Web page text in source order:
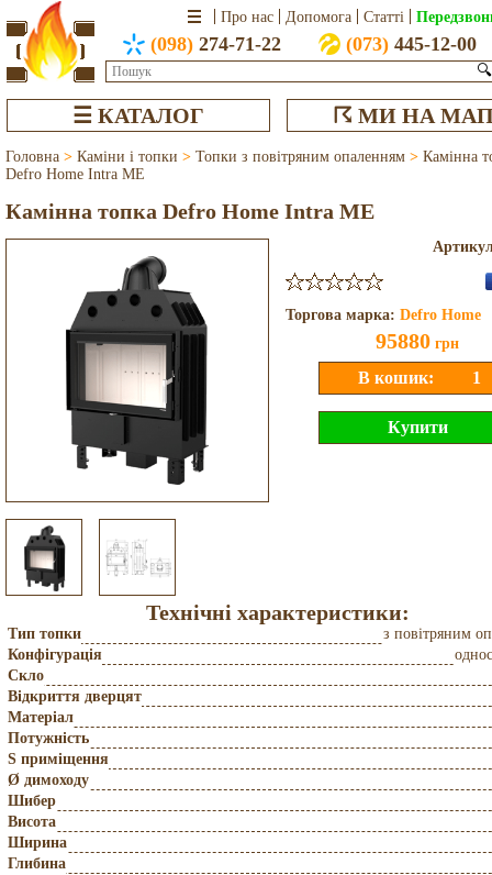
Про нас Допомога Статті
(098) 274-71-22 (073)445-12-00
🔍
☰ КАТАЛОГ ☈ МИ НА
Головна > Каміни і топки > Топки з повітряним опаленням > Камінна
Defro Home Intra ME
Камінна топка Defro Home Intra ME
Торгова марка: Defro Home
95880 грн
Технічні характеристики:
Тип топки
з повітряним
Конфігурація
Скло
Відкриття дверцят
Матеріал
Потужність
S приміщення
Ø димоходу
Шибер
Висота
Ширина
Глибина